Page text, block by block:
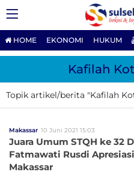
HOME EKONOMI HUKUM
Kafilah
Topik artikel/berita "Kafilah
Makassar 10 Juni 2021 15:03
Juara Umum STQH ke 32
Fatmawati Rusdi
Makassar